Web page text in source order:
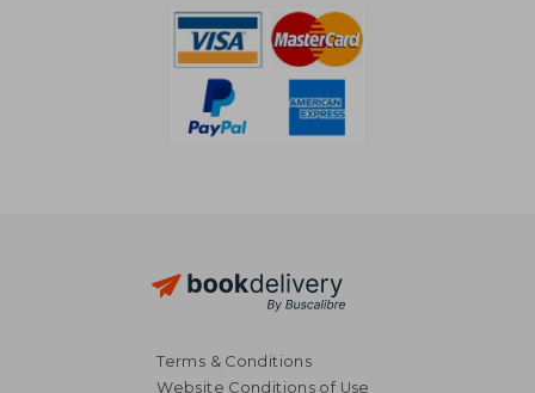
Terms & Conditions
Website Conditions of Use